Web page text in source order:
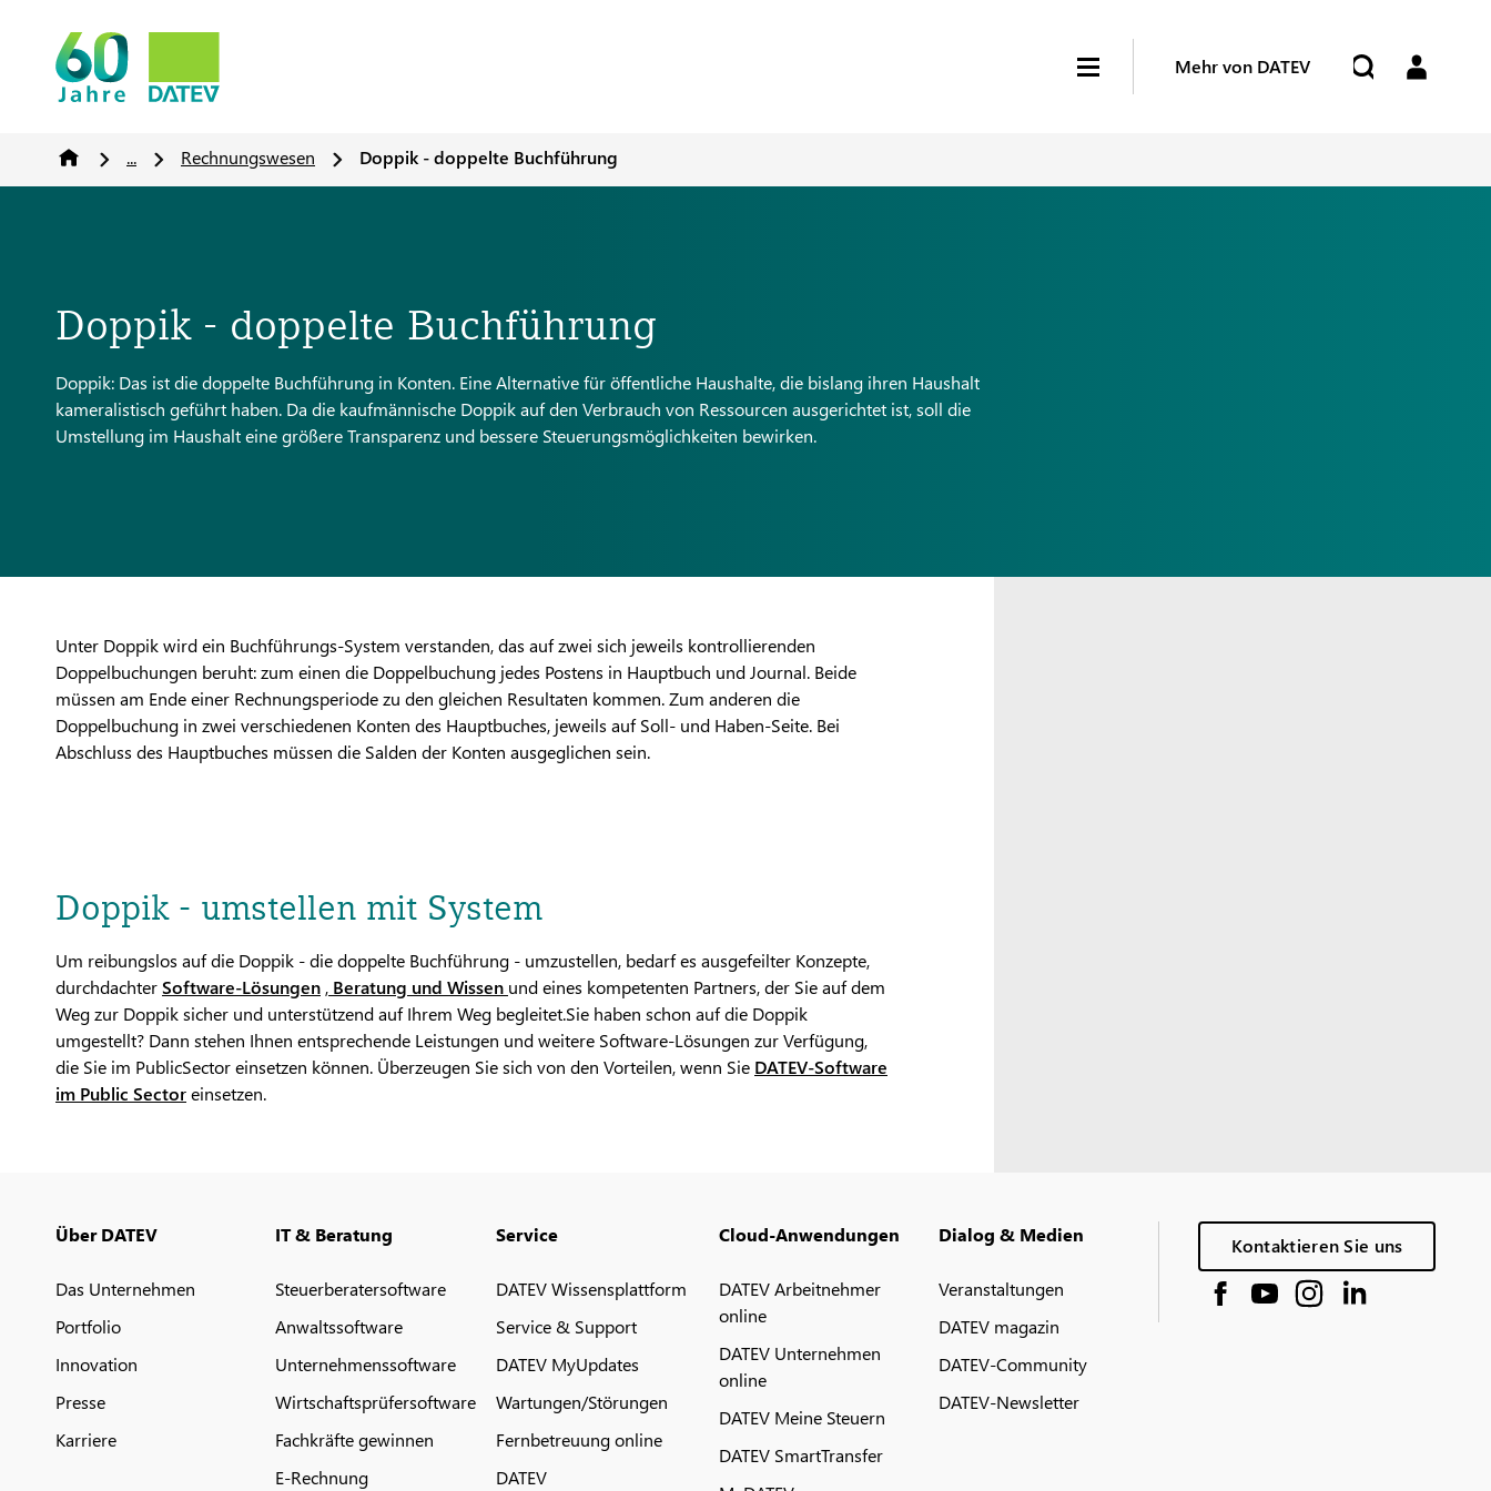
Mehr von DATEV
... Rechnungswesen Doppik - doppelte Buchführung
Doppik - doppelte Buchführung
Doppik: Das ist die doppelte Buchführung in Konten. Eine Alternative für öffentliche Haushalte, die bislang ihren Haushalt
kameralistisch geführt haben. Da die kaufmännische Doppik auf den Verbrauch von Ressourcen ausgerichtet ist, soll die
Umstellung im Haushalt eine größere Transparenz und bessere Steuerungsmöglichkeiten bewirken.
Unter Doppik wird ein Buchführungs-System verstanden, das auf zwei sich jeweils kontrollierenden
Doppelbuchungen beruht: zum einen die Doppelbuchung jedes Postens in Hauptbuch und Journal. Beide
müssen am Ende einer Rechnungsperiode zu den gleichen Resultaten kommen. Zum anderen die
Doppelbuchung in zwei verschiedenen Konten des Hauptbuches, jeweils auf Soll- und Haben-Seite. Bei
Abschluss des Hauptbuches müssen die Salden der Konten ausgeglichen sein.
Doppik - umstellen mit System
Um reibungslos auf die Doppik - die doppelte Buchführung - umzustellen, bedarf es ausgefeilter Konzepte,
durchdachterSoftware-Lösungen, Beratung und Wissen und eines kompetenten Partners, der Sie auf dem
Weg zur Doppik sicher und unterstützend auf Ihrem Weg begleitet.Sie haben schon auf die Doppik
umgestellt? Dann stehen Ihnen entsprechende Leistungen und weitere Software-Lösungen zur Verfügung,
die Sie im PublicSector einsetzen können. Überzeugen Sie sich von den Vorteilen, wenn Sie DATEV-Software
im Public Sectoreinsetzen.
Über DATEV
Das Unternehmen
Portfolio
Innovation
Presse
Karriere
IT & Beratung
Steuerberatersoftware
Anwaltssoftware
Unternehmenssoftware
Wirtschaftsprüfersoftware
Fachkräfte gewinnen
E-Rechnung
Service
DATEV Wissensplattform
Service & Support
DATEV MyUpdates
Wartungen/Störungen
Fernbetreuung online
DATEV
Cloud-Anwendungen
DATEV Arbeitnehmer
online
DATEV Unternehmen
online
DATEV Meine Steuern
DATEV SmartTransfer
Dialog & Medien
Veranstaltungen
DATEV magazin
DATEV-Community
DATEV-Newsletter
Kontaktieren Sie uns